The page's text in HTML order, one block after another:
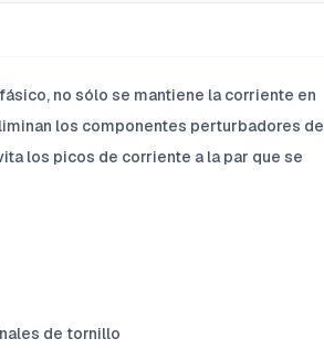
no sólo se mantiene la corriente en
los componentes perturbadores de
los picos de corriente a la par que se
de tornillo